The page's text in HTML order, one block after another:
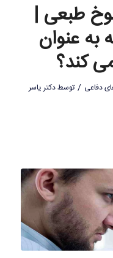
طبعی |
عنوان
کند؟
دفاعی / توسطدکتر یاسر